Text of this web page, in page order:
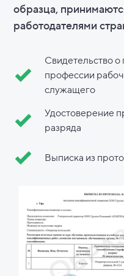
образца,
работодателями
Свидетельство
профессии
служащего
Удостоверение
разряда
Выписка из